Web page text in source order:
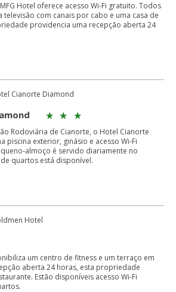
Hotel oferece acesso Wi-Fi gratuito. Todos
televisão com canais por cabo e uma casa de
providencia uma recepção aberta 24
Rodoviária de Cianorte, o Hotel Cianorte
piscina exterior, ginásio e acesso Wi-Fi
almoço é servido diariamente no
quartos está disponível.
um centro de fitness e um terraço em
aberta 24 horas, esta propriedade
Estão disponíveis acesso Wi-Fi